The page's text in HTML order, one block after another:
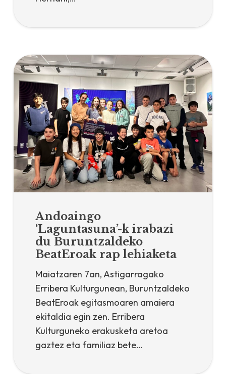
Andoaingo
‘Laguntasuna’-k irabazi
du Buruntzaldeko
BeatEroak rap lehiaketa
Maiatzaren 7an, Astigarragako
Erribera Kulturgunean, Buruntzaldeko
BeatEroak egitasmoaren amaiera
ekitaldia egin zen. Erribera
Kulturguneko erakusketa aretoa
gaztez eta familiaz bete…